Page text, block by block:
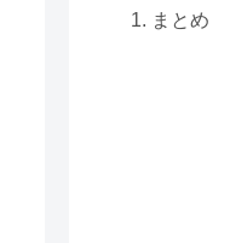
まとめ